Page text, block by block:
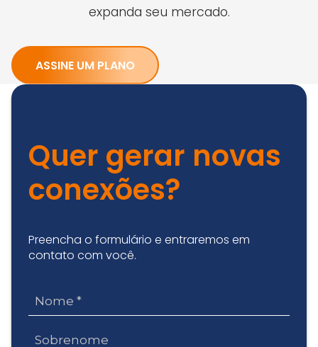
expanda seu mercado.
ASSINE UM PLANO
Quer gerar novas
conexões?
Preencha o formulário e entraremos em
contato com você.